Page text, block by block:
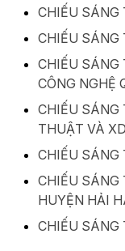
CHIẾU SÁNG
CHIẾU SÁNG
CHIẾU SÁNG
CÔNG NGHỆ
CHIẾU SÁNG
THUẬT VÀ
CHIẾU SÁNG
CHIẾU SÁNG
HUYỆN HẢI
CHIẾU SÁNG